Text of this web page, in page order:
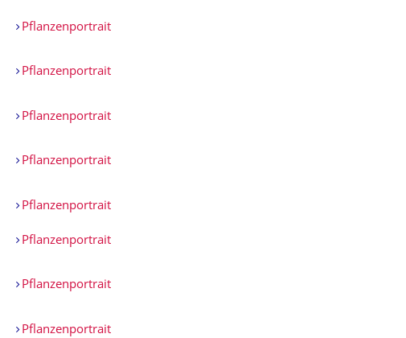
Pflanzenportrait
Pflanzenportrait
Pflanzenportrait
Pflanzenportrait
Pflanzenportrait
Pflanzenportrait
Pflanzenportrait
Pflanzenportrait